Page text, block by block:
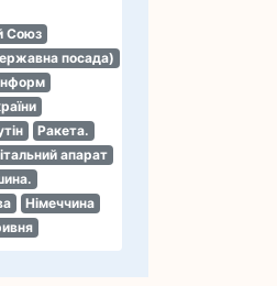
Союз
посада)
Ракета.
апарат
Німеччина